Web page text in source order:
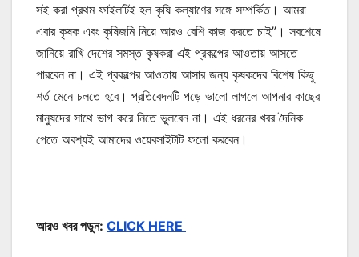
সই করা প্রথম ফাইলটিই হল কৃষি কল্যাণের সঙ্গে সম্পর্কিত। আমরা
এবার কৃষক এবং কৃষিজমি নিয়ে আরও বেশি কাজ করতে চাই”। সবশেষে
জানিয়ে রাখি দেশের সমস্ত কৃষকরা এই প্রকল্পের আওতায় আসতে
পারবেন না। এই প্রকল্পের আওতায় আসার জন্য কৃষকদের বিশেষ কিছু
শর্ত মেনে চলতে হবে। প্রতিবেদনটি পড়ে ভালো লাগলে আপনার কাছের
মানুষদের সাথে ভাগ করে নিতে ভুলবেন না। এই ধরনের খবর দৈনিক
পেতে অবশ্যই আমাদের ওয়েবসাইটটি ফলো করবেন।
আরও খবর পড়ুন: CLICK HERE